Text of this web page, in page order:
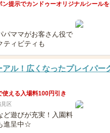
ン提示でカンドゥーオリジナルシール
パママがお客さん役で
ティビティも
アル！広くなったプレイパー
使える入場料100円引き
区
ど遊びが充実！入園料
進呈中☆